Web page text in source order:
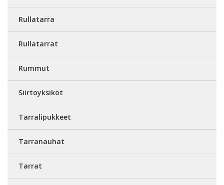
Rullatarra
Rullatarrat
Rummut
Siirtoyksiköt
Tarralipukkeet
Tarranauhat
Tarrat